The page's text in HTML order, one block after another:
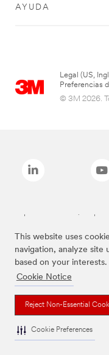
This website uses
navigation, analyze site
based on your interests.
Cookie Notice
Reject Non-Essential
Cookie Preferences
AYUDA
Legal (US,
Preferencias
© 3M 2026.
Las marcas mencionadas